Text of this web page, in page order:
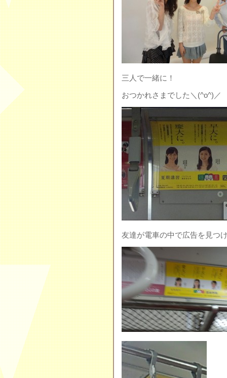
三人で一緒に！
おつかれさまでした＼(^o^)／
友達が電車の中で広告を見つ